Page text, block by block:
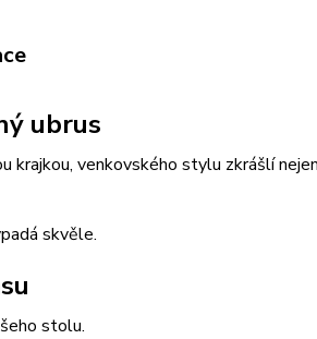
ubrus
krajkou, venkovského stylu zkrášlí
skvěle.
stolu.